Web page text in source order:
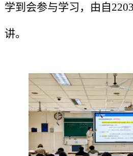
学到会参与学习，由自
讲。